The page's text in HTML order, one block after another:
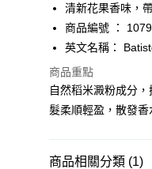
WeChat Pay
BoC Pay
送貨方式
每筆HK$65.00，滿
清新花果香味，
商品編號 ：
英文名稱：
商品重點
自然稻米澱粉成分
髮柔順輕盈，散發香
商品相關分類 (1)